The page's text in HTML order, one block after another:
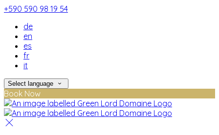
+590 590 98 19 54
de
en
es
fr
it
Select language
Book Now